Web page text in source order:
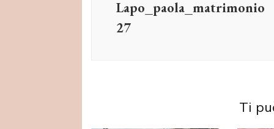
Lapo_paola_matrimonio
27
Ti